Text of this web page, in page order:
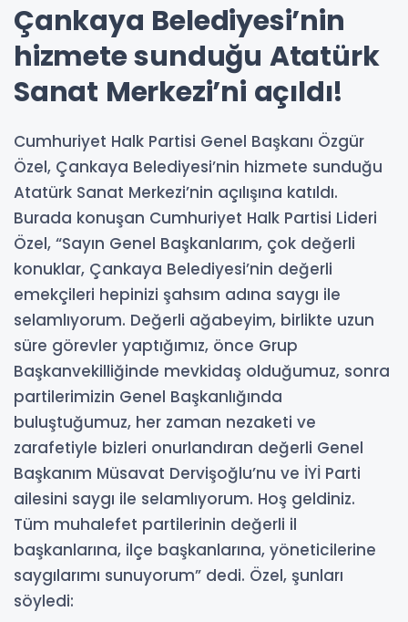
Çankaya Belediyesi’nin
hizmete sunduğu Atatürk
Sanat Merkezi’ni açıldı!
Cumhuriyet Halk Partisi Genel Başkanı Özgür
Özel, Çankaya Belediyesi’nin hizmete sunduğu
Atatürk Sanat Merkezi’nin açılışına katıldı.
Burada konuşan Cumhuriyet Halk Partisi Lideri
Özel, “Sayın Genel Başkanlarım, çok değerli
konuklar, Çankaya Belediyesi’nin değerli
emekçileri hepinizi şahsım adına saygı ile
selamlıyorum. Değerli ağabeyim, birlikte uzun
süre görevler yaptığımız, önce Grup
Başkanvekilliğinde mevkidaş olduğumuz, sonra
partilerimizin Genel Başkanlığında
buluştuğumuz, her zaman nezaketi ve
zarafetiyle bizleri onurlandıran değerli Genel
Başkanım Müsavat Dervişoğlu’nu ve İYİ Parti
ailesini saygı ile selamlıyorum. Hoş geldiniz.
Tüm muhalefet partilerinin değerli il
başkanlarına, ilçe başkanlarına, yöneticilerine
saygılarımı sunuyorum” dedi. Özel, şunları
söyledi: